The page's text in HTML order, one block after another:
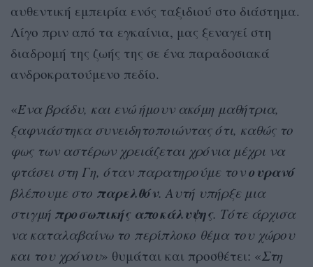
αυθεντική εμπειρία ενός ταξιδιού στο διάστημα.
Λίγο πριν από τα εγκαίνια, μας ξεναγεί στη
διαδρομή της ζωής της σε ένα παραδοσιακά
ανδροκρατούμενο πεδίο.
«Ένα βράδυ, και ενώ ήμουν ακόμη μαθήτρια,
ξαφνιάστηκα συνειδητοποιώντας ότι, καθώς το
φως των αστέρων χρειάζεται χρόνια μέχρι να
φτάσει στη Γη, όταν παρατηρούμε τονουρανό
βλέπουμε στο παρελθόν. Αυτή υπήρξε μια
στιγμή προσωπικής αποκάλυψης. Τότε άρχισα
να καταλαβαίνω το περίπλοκο θέμα του χώρου
και του χρόνου» θυμάται και προσθέτει: «Στη